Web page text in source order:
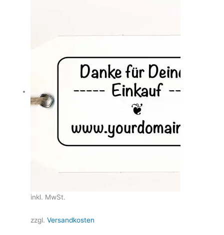
inkl. MwSt.
zzgl.Versandkosten